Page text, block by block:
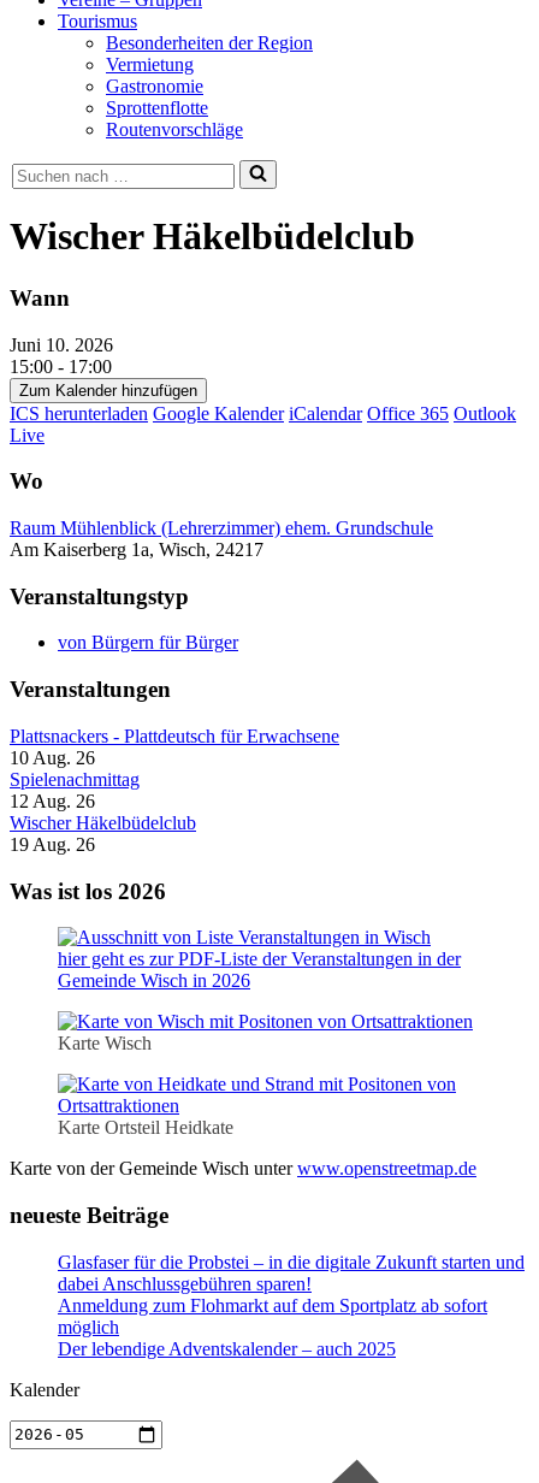
Tourismus
Besonderheiten der Region
Vermietung
Gastronomie
Sprottenflotte
Routenvorschläge
Suchen
nach …
Wischer Häkelbüdelclub
Wann
Juni 10. 2026
15:00 - 17:00
Zum Kalender hinzufügen
ICS herunterladen Google Kalender iCalendar Office 365 Outlook
Live
Wo
Raum Mühlenblick (Lehrerzimmer) ehem. Grundschule
Am Kaiserberg 1a, Wisch, 24217
Veranstaltungstyp
von Bürgern für Bürger
Veranstaltungen
Plattsnackers - Plattdeutsch für Erwachsene
10 Aug. 26
Spielenachmittag
12 Aug. 26
Wischer Häkelbüdelclub
19 Aug. 26
Was ist los 2026
hier geht es zur PDF-Liste der Veranstaltungen in der
Gemeinde Wisch in 2026
Karte Wisch
Karte Ortsteil Heidkate
Karte von der Gemeinde Wisch unterwww.openstreetmap.de
neueste Beiträge
Glasfaser für die Probstei – in die digitale Zukunft starten und
dabei Anschlussgebühren sparen!
Anmeldung zum Flohmarkt auf dem Sportplatz ab sofort
möglich
Der lebendige Adventskalender – auch 2025
Kalender